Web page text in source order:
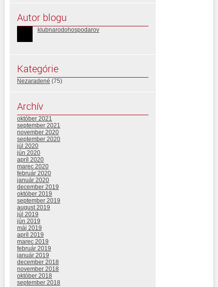
Autor blogu
klubnarodohospodarov
Kategórie
Nezaradené (75)
Archív
október 2021
september 2021
november 2020
september 2020
júl 2020
jún 2020
apríl 2020
marec 2020
február 2020
január 2020
december 2019
október 2019
september 2019
august 2019
júl 2019
jún 2019
máj 2019
apríl 2019
marec 2019
február 2019
január 2019
december 2018
november 2018
október 2018
september 2018